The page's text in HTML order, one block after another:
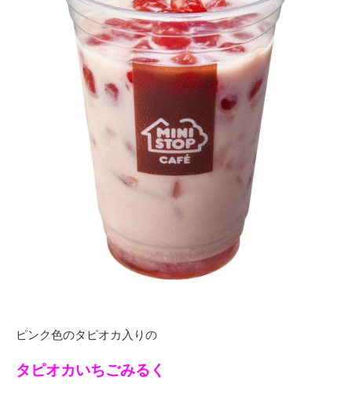
ピンク色のタピオカ入りの
タピオカいちごみるく